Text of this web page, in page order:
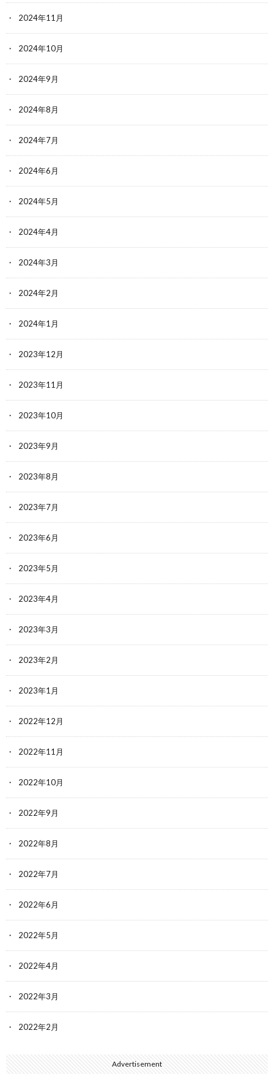
2024年11月
2024年10月
2024年9月
2024年8月
2024年7月
2024年6月
2024年5月
2024年4月
2024年3月
2024年2月
2024年1月
2023年12月
2023年11月
2023年10月
2023年9月
2023年8月
2023年7月
2023年6月
2023年5月
2023年4月
2023年3月
2023年2月
2023年1月
2022年12月
2022年11月
2022年10月
2022年9月
2022年8月
2022年7月
2022年6月
2022年5月
2022年4月
2022年3月
2022年2月
Advertisement